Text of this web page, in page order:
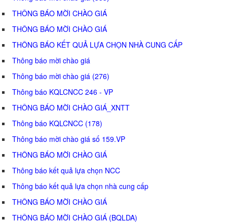
THÔNG BÁO MỜI CHÀO GIÁ
THÔNG BÁO MỜI CHÀO GIÁ
THÔNG BÁO KẾT QUẢ LỰA CHỌN NHÀ CUNG CẤP
Thông báo mời chào giá
Thông báo mời chào giá (276)
Thông báo KQLCNCC 246 - VP
THÔNG BÁO MỜI CHÀO GIÁ_XNTT
Thông báo KQLCNCC (178)
Thông báo mời chào giá số 159.VP
THÔNG BÁO MỜI CHÀO GIÁ
Thông báo kết quả lựa chọn NCC
Thông báo kết quả lựa chọn nhà cung cấp
THÔNG BÁO MỜI CHÀO GIÁ
THÔNG BÁO MỜI CHÀO GIÁ (BQLDA)